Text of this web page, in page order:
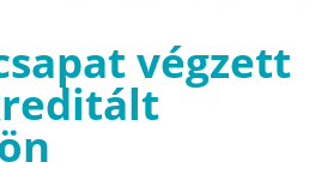
végzett